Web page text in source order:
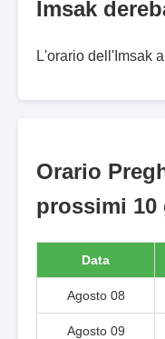
Imsak
L'orario dell'Imsak
Orario
prossimi 10
Data
Agosto 08
Agosto 09